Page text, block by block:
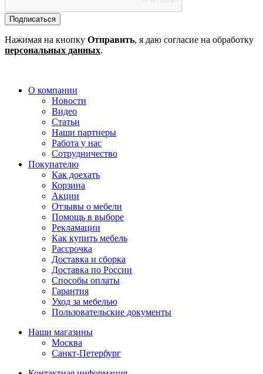
Подписаться
Нажимая на кнопку Отправить, я даю согласие на обработку
персональных данных.
О компании
Новости
Видео
Статьи
Наши партнеры
Работа у нас
Сотрудничество
Покупателю
Как доехать
Корзина
Акции
Отзывы о мебели
Помощь в выборе
Рекламации
Как купить мебель
Рассрочка
Доставка и сборка
Доставка по России
Способы оплаты
Гарантия
Уход за мебелью
Пользовательские документы
Наши магазины
Москва
Санкт-Петербург